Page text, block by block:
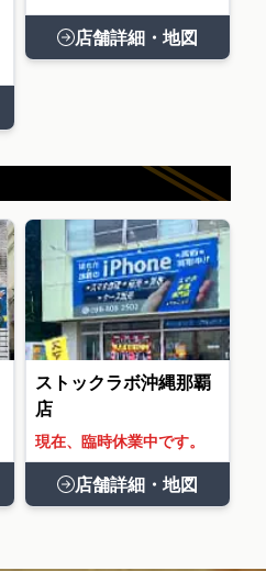
店舗詳細・地図
ストックラボ沖縄那覇
店
現在、臨時休業中です。
店舗詳細・地図